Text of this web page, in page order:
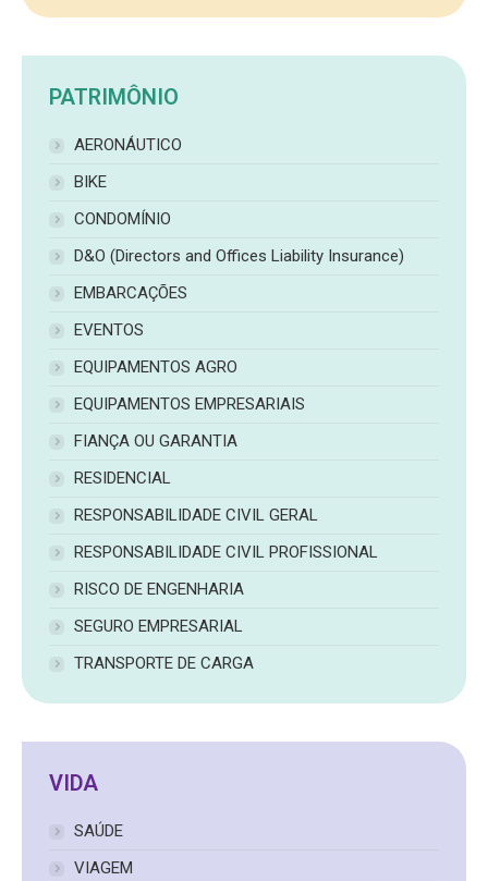
PATRIMÔNIO
AERONÁUTICO
BIKE
CONDOMÍNIO
D&O (Directors and Offices Liability Insurance)
EMBARCAÇÕES
EVENTOS
EQUIPAMENTOS AGRO
EQUIPAMENTOS EMPRESARIAIS
FIANÇA OU GARANTIA
RESIDENCIAL
RESPONSABILIDADE CIVIL GERAL
RESPONSABILIDADE CIVIL PROFISSIONAL
RISCO DE ENGENHARIA
SEGURO EMPRESARIAL
TRANSPORTE DE CARGA
VIDA
SAÚDE
VIAGEM